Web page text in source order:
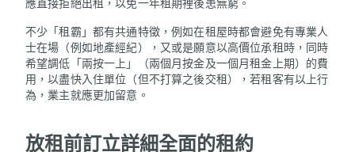
不少「租霸」都有共通特徵，例如在租屋時都會避免有專業人
士在場（例如地產經紀），又或是願意以高價位承租時，同時
希望調低「兩按一上」（兩個月按金及一個月租金上期）的費
用，以盡快入住單位（但不打算之後交租），若租客有以上行
為，業主就應更加留意。
放租前訂立詳細全面的租約